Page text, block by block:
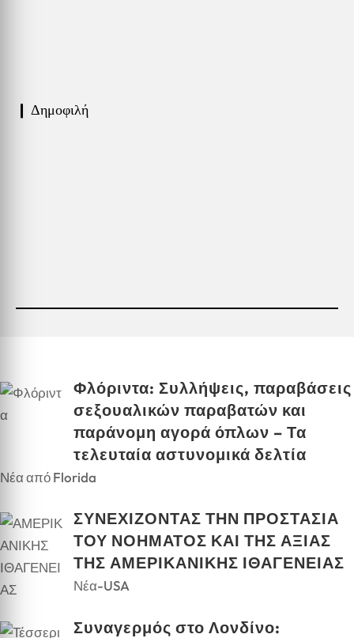
❙ Δημοφιλή
Φλόριντα: Συλλήψεις, παραβάσεις
σεξουαλικών παραβατών και
παράνομη αγορά όπλων – Τα
τελευταία αστυνομικά δελτία
Νέα από Florida
ΣΥΝΕΧΙΖΟΝΤΑΣ ΤΗΝ ΠΡΟΣΤΑΣΙΑ
ΤΟΥ ΝΟΗΜΑΤΟΣ ΚΑΙ ΤΗΣ ΑΞΙΑΣ
ΤΗΣ ΑΜΕΡΙΚΑΝΙΚΗΣ ΙΘΑΓΕΝΕΙΑΣ
Νέα-USA
Συναγερμός στο Λονδίνο: